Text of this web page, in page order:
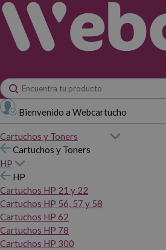
Bienvenido a Webcartucho
Cartuchos y Toners
Cartuchos y Toners
HP
HP
Cartuchos HP 21 y 22
Cartuchos HP 56, 57 y 58
Cartuchos HP 62
Cartuchos HP 78
Cartuchos HP 300